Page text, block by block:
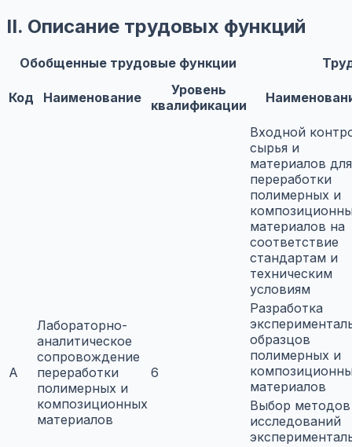
II. Описание трудовых функций
Обобщенные трудовые функции
Код Наименование
Уровень
квалификации
A
Лабораторно-
аналитическое
сопровождение
переработки
полимерных и
композиционных
материалов
6
Входной
сырья и
материалов для
переработки
полимерных и
материалов на
соответствие
стандартам и
техническим
условиям
Разработка
образцов
полимерных и
материалов
Выбор методов
исследований